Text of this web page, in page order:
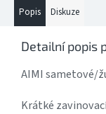
Popis Diskuze
Detailní popis
AIMI sametové/
Krátké